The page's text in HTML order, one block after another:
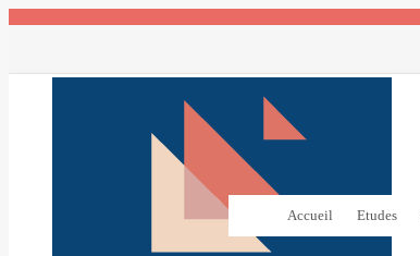
Accueil Etudes